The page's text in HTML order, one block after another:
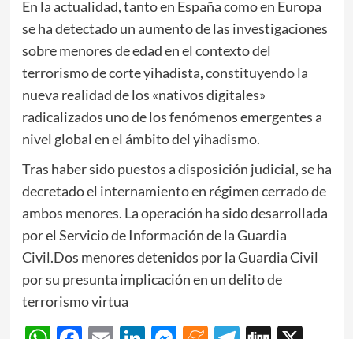
En la actualidad, tanto en España como en Europa
se ha detectado un aumento de las investigaciones
sobre menores de edad en el contexto del
terrorismo de corte yihadista, constituyendo la
nueva realidad de los «nativos digitales»
radicalizados uno de los fenómenos emergentes a
nivel global en el ámbito del yihadismo.
Tras haber sido puestos a disposición judicial, se ha
decretado el internamiento en régimen cerrado de
ambos menores. La operación ha sido desarrollada
por el Servicio de Información de la Guardia
Civil.Dos menores detenidos por la Guardia Civil
por su presunta implicación en un delito de
terrorismo virtua